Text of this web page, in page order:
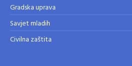
Gradska uprava
Savjet mladih
Civilna zaštita